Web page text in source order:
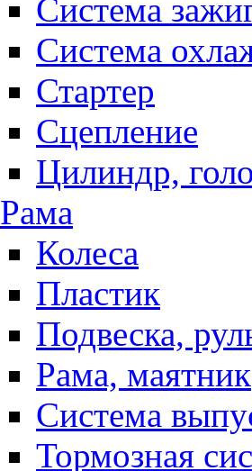
Система
Система
Стартер
Сцепление
Цилиндр,
Рама
Колеса
Пластик
Подвеска,
Рама, маятник
Система
Тормозная